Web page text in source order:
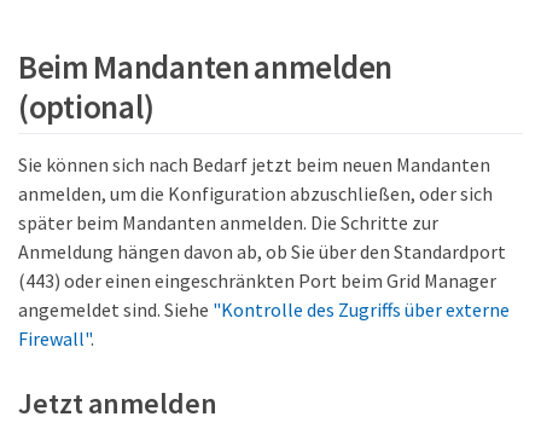
Beim Mandanten anmelden
(optional)
Sie können sich nach Bedarf jetzt beim neuen Mandanten
anmelden, um die Konfiguration abzuschließen, oder sich
später beim Mandanten anmelden. Die Schritte zur
Anmeldung hängen davon ab, ob Sie über den Standardport
(443) oder einen eingeschränkten Port beim Grid Manager
angemeldet sind. Siehe "Kontrolle des Zugriffs über externe
Firewall".
Jetzt anmelden